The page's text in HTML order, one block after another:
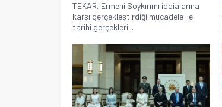
TEKAR, Ermeni Soykırımı iddialarına
karşı gerçekleştirdiği mücadele ile
tarihi gerçekleri...